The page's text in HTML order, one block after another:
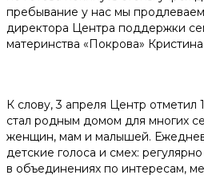
пребывание у нас мы
директора Центра поддержки
материнства «Покрова»
К слову, 3 апреля Центр отметил
стал родным домом для многих
женщин, мам и малышей.
детские голоса и смех:
в объединениях по интересам,